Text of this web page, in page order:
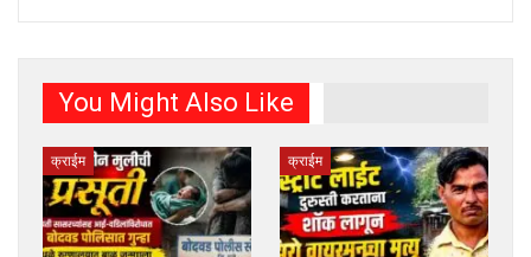
You Might Also Like
क्राईम क्राईम